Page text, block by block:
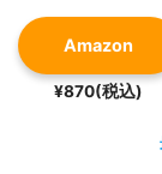
Amazon
¥870(税込)